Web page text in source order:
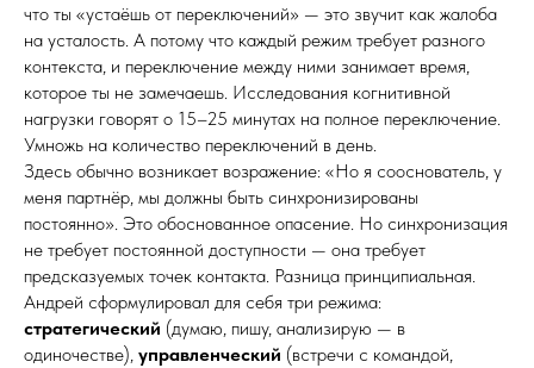
что ты «устаёшь от переключений» — это звучит как жалоба
на усталость. А потому что каждый режим требует разного
контекста, и переключение между ними занимает время,
которое ты не замечаешь. Исследования когнитивной
нагрузки говорят о 15–25 минутах на полное переключение.
Умножь на количество переключений в день.
Здесь обычно возникает возражение: «Но я сооснователь, у
меня партнёр, мы должны быть синхронизированы
постоянно». Это обоснованное опасение. Но синхронизация
не требует постоянной доступности — она требует
предсказуемых точек контакта. Разница принципиальная.
Андрей сформулировал для себя три режима:
стратегический (думаю, пишу, анализирую — в
одиночестве), управленческий (встречи с командой,